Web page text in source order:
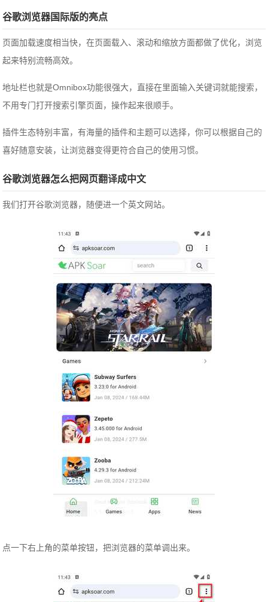
谷歌浏览器国际版的亮点
页面加载速度相当快，在页面载入、滚动和缩放方面都做了优化，浏览
起来特别流畅高效。
地址栏也就是Omnibox功能很强大，直接在里面输入关键词就能搜索，
不用专门打开搜索引擎页面，操作起来很顺手。
插件生态特别丰富，有海量的插件和主题可以选择，你可以根据自己的
喜好随意安装，让浏览器变得更符合自己的使用习惯。
谷歌浏览器怎么把网页翻译成中文
我们打开谷歌浏览器，随便进一个英文网站。
点一下右上角的菜单按钮，把浏览器的菜单调出来。